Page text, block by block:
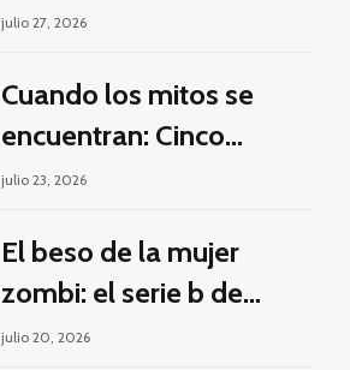
Invisibles y la guerra por
julio 27, 2026
Cuando los mitos se
encuentran: Cinco
pilares éticos para una
julio 23, 2026
El beso de la mujer
zombi: el serie b de
Manuel Puig y Jacques
julio 20, 2026